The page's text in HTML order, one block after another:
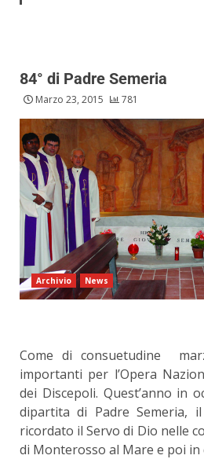
84° di Padre Semeria
Marzo 23, 2015 781
Archivio News
Come di consuetudine
importanti per l’Opera
dei Discepoli. Quest’anno in
dipartita di Padre Semeria,
ricordato il Servo di Dio nelle
di Monterosso al Mare e poi in